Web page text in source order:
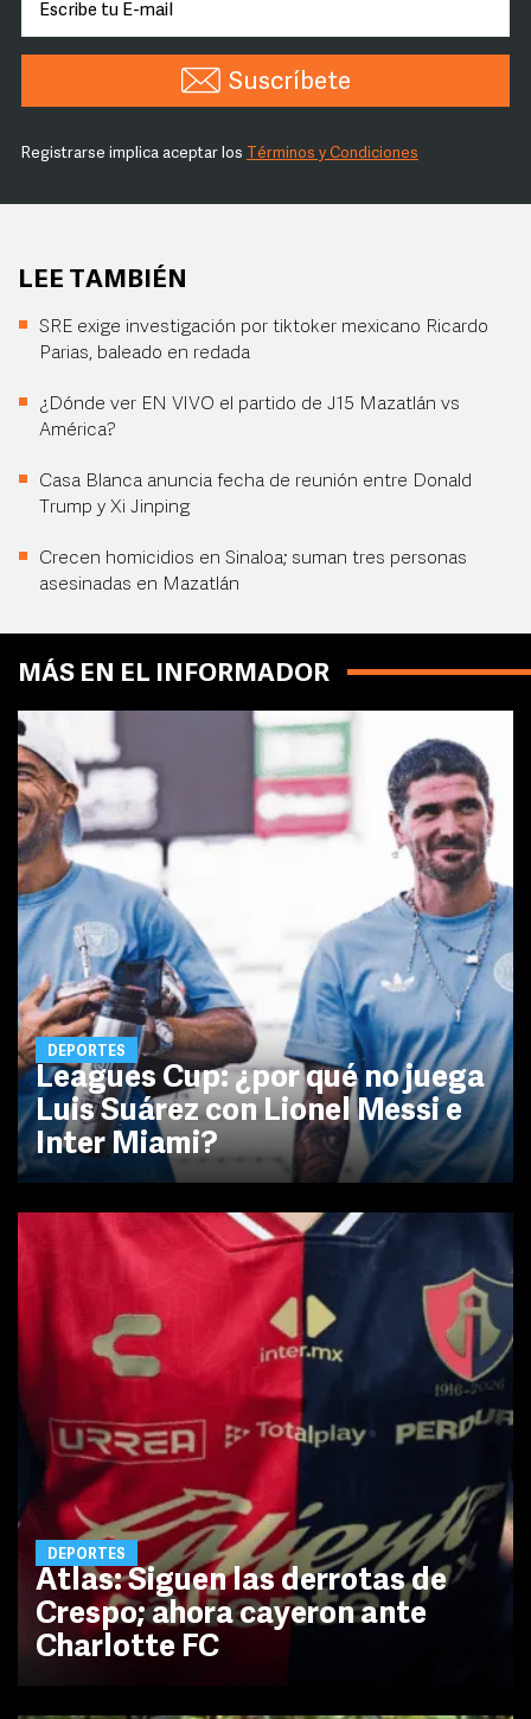
Suscríbete
Registrarse implica aceptar los Términos y Condiciones
LEE TAMBIÉN
SRE exige investigación por tiktoker mexicano Ricardo
Parias, baleado en redada
¿Dónde ver EN VIVO el partido de J15 Mazatlán vs
América?
Casa Blanca anuncia fecha de reunión entre Donald
Trump y Xi Jinping
Crecen homicidios en Sinaloa; suman tres personas
asesinadas en Mazatlán
MÁS EN EL INFORMADOR
DEPORTES
Leagues Cup: ¿por qué no juega
Luis Suárez con Lionel Messi e
Inter Miami?
DEPORTES
Atlas: Siguen las derrotas de
Crespo; ahora cayeron ante
Charlotte FC